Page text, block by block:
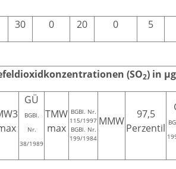
30 0 20 0 5
(SO2) in
GÜ
BGBl.
Nr.
38/1989
TMW
max
BGBl. Nr.
115/1997
BGBl. Nr.
199/1984
MMW
97,5
Perzentil